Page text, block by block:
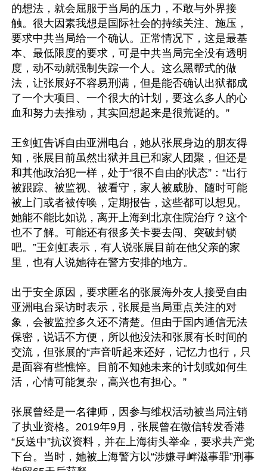
的想法，就会屈服于当局的压力，不敢与外界接
触。很大因素我想是国际社会的持续关注、施压，
要求中共当局给一个确认。正常情况下，这是最基
本、最低限度的要求，可是中共当局完全没有透明
度，动不动就强制失踪一个人。这么黑帮式的做
法，让张展好不容易刑满，但是能否确认出狱都成
了一个大项目、一个很大的计划，要这么多人的心
血和努力去推动，其实回想起来是很荒诞的。”
王剑虹告诉自由亚洲电台，她从张展身边的朋友得
知，张展目前虽然出狱并且已和家人团聚，但还是
和其他政治犯一样，处于“很不自由的状态”：“出行
被跟踪、被监视、被看守，家人被威胁、随时可能
被上门或者被传唤，定期报告，这些都可以想见。
她能不能比如说，离开上海到北京住院治疗？这个
也不了解。可能还有很多关卡要去闯、突破封锁
吧。”王剑虹表示，有人说张展目前在他父亲的家
里，也有人说她待在警方安排的地方。
出于安全原因，要求匿名的张展海外友人接受自由
亚洲电台采访时表示，张展是当局重点关注的对
象，会被监控多久还不清楚。但由于国内通信无法
保密，说话不方便，所以他没法和张展有长时间的
交流，但张展的“声音听起来还好，记忆力也行，只
是面容有些憔悴。目前不知她未来的计划或如何生
活，心情可能复杂，高兴也有担心。”
张展曾经是一名律师，因参与维权活动被当局注销
了执业资格。2019年9月，张展曾在微信转发香港
“反送中”抗议资料，并在上海街头举伞，要求共产党
下台。当时，她被上海警方以“涉嫌寻衅滋事罪”刑事